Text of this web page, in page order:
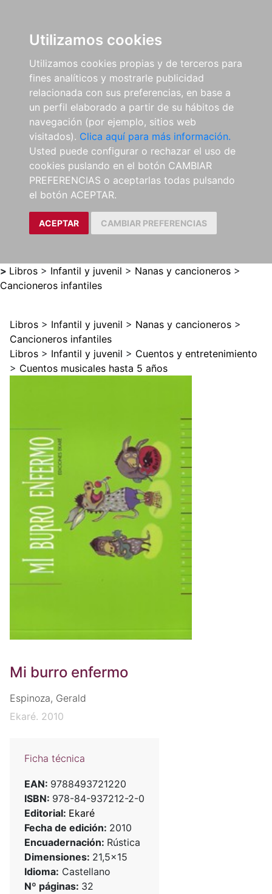
Utilizamos cookies
Utilizamos cookies propias y de terceros para
fines analíticos y mostrarle publicidad
relacionada con sus preferencias, en base a
un perfil elaborado a partir de su hábitos de
navegación (por ejemplo, sitios web
visitados). Clica aquí para más información.
Usted puede configurar o rechazar el uso de
cookies puslando en el botón CAMBIAR
PREFERENCIAS o aceptarlas todas pulsando
el botón ACEPTAR.
ACEPTAR CAMBIAR PREFERENCIAS
> Libros > Infantil y juvenil > Nanas y cancioneros >
Cancioneros infantiles
Libros > Infantil y juvenil > Nanas y cancioneros >
Cancioneros infantiles
Libros > Infantil y juvenil > Cuentos y entretenimiento
> Cuentos musicales hasta 5 años
Mi burro enfermo
Espinoza, Gerald
Ekaré. 2010
Ficha técnica
EAN: 9788493721220
ISBN: 978-84-937212-2-0
Editorial: Ekaré
Fecha de edición: 2010
Encuadernación: Rústica
Dimensiones: 21,5x15
Idioma: Castellano
Nº páginas: 32